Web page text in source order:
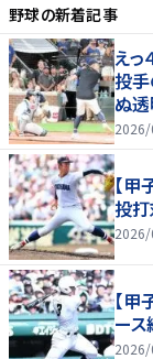
野球の新着記事
えっ
投
ぬ
【
投
【
ー